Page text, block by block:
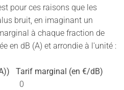
pour ces raisons que les
bruit, en imaginant un
à chaque fraction de
en dB (A) et arrondie à l'unité :
Tarif marginal (en €/dB)
0